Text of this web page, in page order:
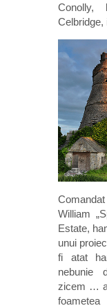
Celbridge,
William
Estate,
unui
fi atat
nebunie
zicem … a